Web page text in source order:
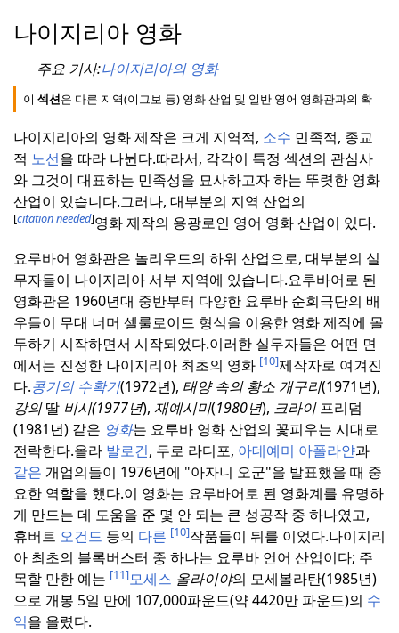
나이지리아 영화
주요 기사:나이지리아의 영화
이섹션은 다른 지역(이그보 등) 영화 산업 및 일반 영어 영화관과의 확장이
나이지리아의 영화 제작은 크게 지역적, 소수 민족적, 종교
적 노선을 따라 나뉜다.따라서, 각각이 특정 섹션의 관심사
와 그것이 대표하는 민족성을 묘사하고자 하는 뚜렷한 영화
산업이 있습니다.그러나, 대부분의 지역 산업의
[citation needed]영화 제작의 용광로인 영어 영화 산업이 있다.
요루바어 영화관은 놀리우드의 하위 산업으로, 대부분의 실
무자들이 나이지리아 서부 지역에 있습니다.요루바어로 된
영화관은 1960년대 중반부터 다양한 요루바 순회극단의 배
우들이 무대 너머 셀룰로이드 형식을 이용한 영화 제작에 몰
두하기 시작하면서 시작되었다.이러한 실무자들은 어떤 면
에서는 진정한 나이지리아 최초의 영화 [10]제작자로 여겨진
다.콩기의 수확기(1972년), 태양 속의 황소 개구리(1971년),
강의딸 비시(1977년), 재예시미(1980년), 크라이프리덤
(1981년) 같은 영화는 요루바 영화 산업의 꽃피우는 시대로
전락한다.올라 발로건, 두로 라디포, 아데예미 아폴라얀과
같은 개업의들이 1976년에 "아자니 오군"을 발표했을 때 중
요한 역할을 했다.이 영화는 요루바어로 된 영화계를 유명하
게 만드는 데 도움을 준 몇 안 되는 큰 성공작 중 하나였고,
휴버트 오건드 등의 다른 [10]작품들이 뒤를 이었다.나이지리
아 최초의 블록버스터 중 하나는 요루바 언어 산업이다; 주
목할 만한 예는 [11]모세스 올라이야의 모세볼라탄(1985년)
으로 개봉 5일 만에 107,000파운드(약 4420만 파운드)의 수
익을 올렸다.